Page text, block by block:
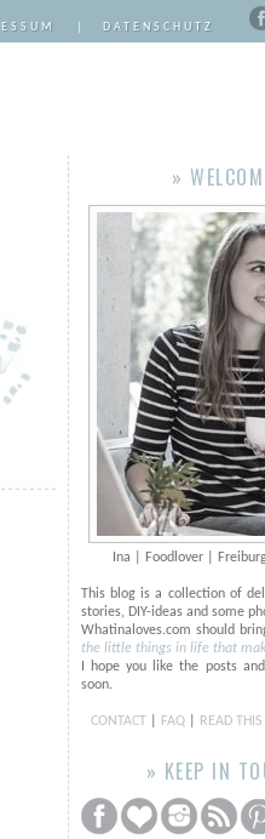
DATENSCHUTZ
»
Ina | Foodlover |
This blog is a collection of
stories, DIY-ideas and some
Whatinaloves.com should
the little things in life that
I hope you like the posts
soon.
CONTACT FAQ READ
» KEEP IN